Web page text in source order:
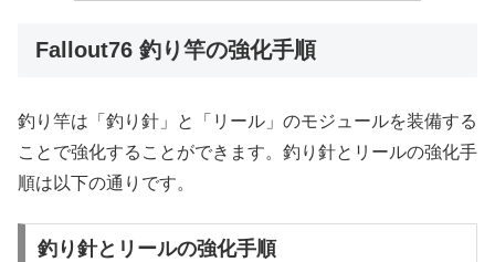
Fallout76 釣り竿の強化手順
釣り竿は「釣り針」と「リール」のモジュールを装備する
ことで強化することができます。釣り針とリールの強化手
順は以下の通りです。
釣り針とリールの強化手順